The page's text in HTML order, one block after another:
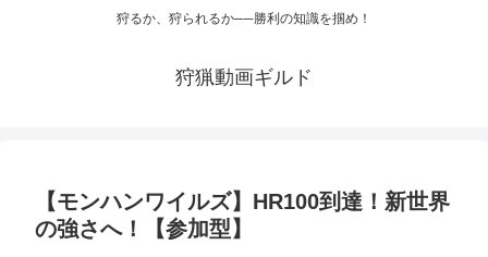
狩るか、狩られるか──勝利の知識を掴め！
狩猟動画ギルド
【モンハンワイルズ】HR100到達！新世界
の強さへ！【参加型】